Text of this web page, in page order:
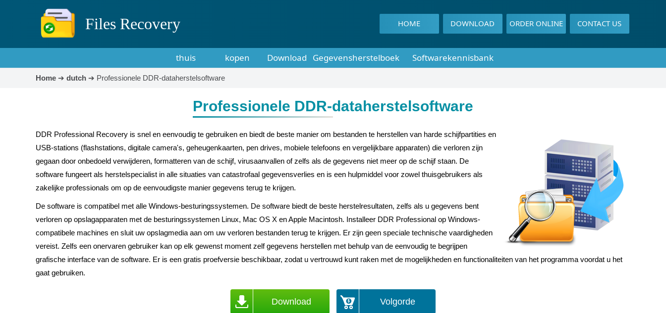
Files Recovery HOME DOWNLOAD ORDER ONLINE CONTACT US
thuis kopen Download Gegevensherstelboek Softwarekennisbank
Home➔ dutch➔ Professionele DDR-dataherstelsoftware
Professionele DDR-dataherstelsoftware
DDR Professional Recovery is snel en eenvoudig te gebruiken en biedt de beste manier om bestanden te herstellen van harde schijfpartities en
USB-stations (flashstations, digitale camera's, geheugenkaarten, pen drives, mobiele telefoons en vergelijkbare apparaten) die verloren zijn
gegaan door onbedoeld verwijderen, formatteren van de schijf, virusaanvallen of zelfs als de gegevens niet meer op de schijf staan. De
software fungeert als herstelspecialist in alle situaties van catastrofaal gegevensverlies en is een hulpmiddel voor zowel thuisgebruikers als
zakelijke professionals om op de eenvoudigste manier gegevens terug te krijgen.
De software is compatibel met alle Windows-besturingssystemen. De software biedt de beste herstelresultaten, zelfs als u gegevens bent
verloren op opslagapparaten met de besturingssystemen Linux, Mac OS X en Apple Macintosh. Installeer DDR Professional op Windows-
compatibele machines en sluit uw opslagmedia aan om uw verloren bestanden terug te krijgen. Er zijn geen speciale technische vaardigheden
vereist. Zelfs een onervaren gebruiker kan op elk gewenst moment zelf gegevens herstellen met behulp van de eenvoudig te begrijpen
grafische interface van de software. Er is een gratis proefversie beschikbaar, zodat u vertrouwd kunt raken met de mogelijkheden en functionaliteiten van het programma voordat u het
gaat gebruiken.
Download Volgorde